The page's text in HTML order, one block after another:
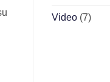
Video(7)